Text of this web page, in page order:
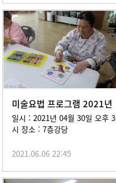
미술요법 프로그램 2021년
04월 30일
일시 : 2021년 04월 30일 오후 3
시 장소 : 7층강당
2021.06.06 22:45